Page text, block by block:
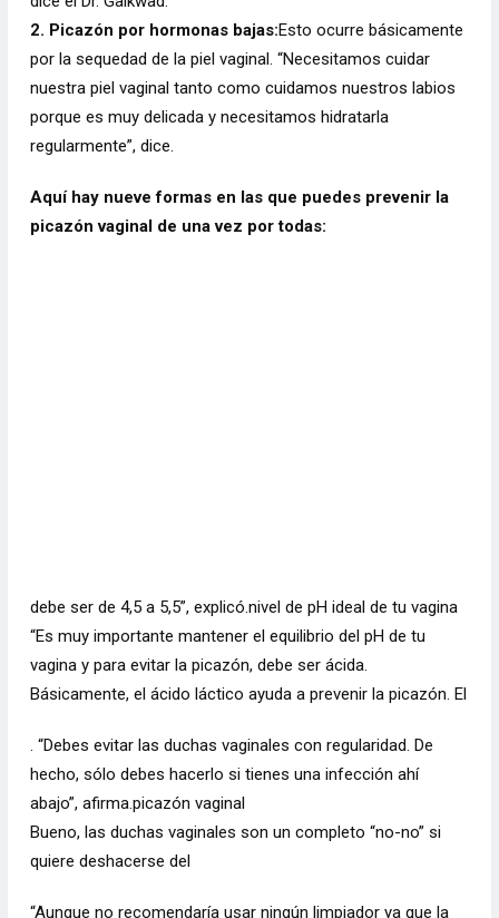
2. Picazón por hormonas bajas:Esto ocurre básicamente
por la sequedad de la piel vaginal. “Necesitamos cuidar
nuestra piel vaginal tanto como cuidamos nuestros labios
porque es muy delicada y necesitamos hidratarla
regularmente”, dice.
Aquí hay nueve formas en las que puedes prevenir la
picazón vaginal de una vez por todas:
debe ser de 4,5 a 5,5”, explicó.nivel de pH ideal de tu vagina
“Es muy importante mantener el equilibrio del pH de tu
vagina y para evitar la picazón, debe ser ácida.
Básicamente, el ácido láctico ayuda a prevenir la picazón. El
. “Debes evitar las duchas vaginales con regularidad. De
hecho, sólo debes hacerlo si tienes una infección ahí
abajo”, afirma.picazón vaginal
Bueno, las duchas vaginales son un completo “no-no” si
quiere deshacerse del
“Aunque no recomendaría usar ningún limpiador ya que la